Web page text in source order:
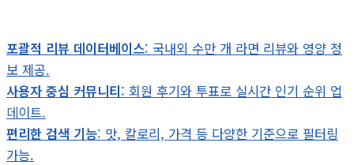
포괄적 리뷰 데이터베이스: 국내외 수만 개 라면 리뷰와 영양 정
보 제공.
사용자 중심 커뮤니티: 회원 후기와 투표로 실시간 인기 순위 업
데이트.
편리한 검색 기능: 맛, 칼로리, 가격 등 다양한 기준으로 필터링
가능.